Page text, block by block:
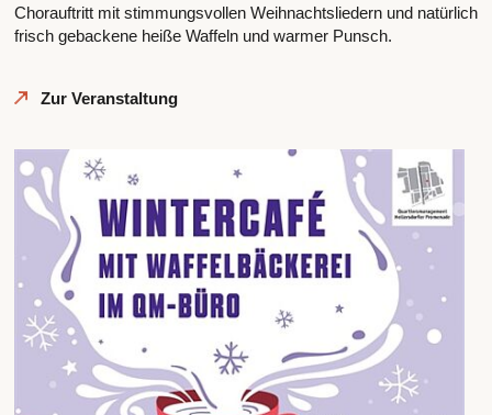
Chorauftritt mit stimmungsvollen Weihnachtsliedern und natürlich
frisch gebackene heiße Waffeln und warmer Punsch.
Zur Veranstaltung